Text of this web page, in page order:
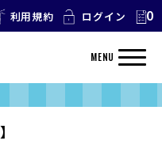
利用規約 ログイン 0
MENU